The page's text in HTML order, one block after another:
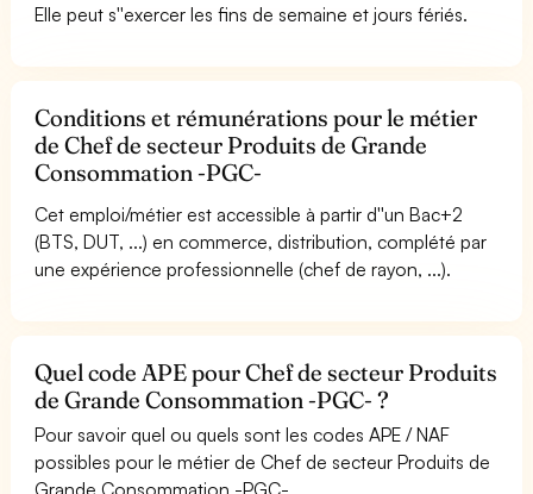
Elle peut s''exercer les fins de semaine et jours fériés.
Conditions et rémunérations pour le métier
de Chef de secteur Produits de Grande
Consommation -PGC-
Cet emploi/métier est accessible à partir d''un Bac+2
(BTS, DUT, ...) en commerce, distribution, complété par
une expérience professionnelle (chef de rayon, ...).
Quel code APE pour Chef de secteur Produits
de Grande Consommation -PGC- ?
Pour savoir quel ou quels sont les codes APE / NAF
possibles pour le métier de Chef de secteur Produits de
Grande Consommation -PGC-.